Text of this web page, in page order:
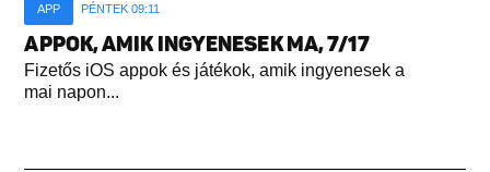
APP PÉNTEK 09:11
APPOK, AMIK INGYENESEK MA, 7/17
Fizetős iOS appok és játékok, amik ingyenesek a
mai napon...